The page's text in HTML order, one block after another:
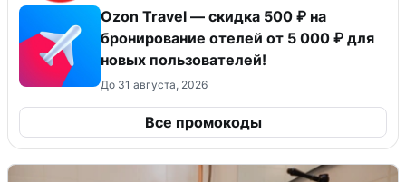
Ozon Travel — скидка 500 ₽ на
бронирование отелей от 5 000 ₽ для
новых пользователей!
До 31 августа, 2026
Все промокоды